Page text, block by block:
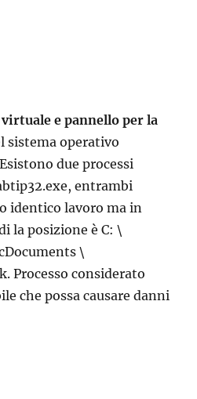
e pannello per la
sistema operativo
due processi
entrambi
identico lavoro ma in
la posizione è C: \
\
Processo considerato
che possa causare danni